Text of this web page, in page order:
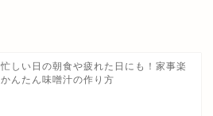
忙しい日の朝食や疲れた日にも！家事楽
かんたん味噌汁の作り方